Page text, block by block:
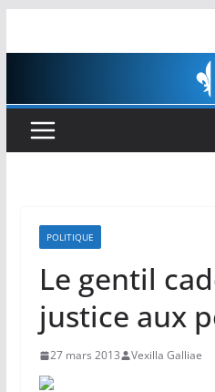
POLITIQUE
Le gentil
justice aux
27 mars 2013 Vexilla Galliae